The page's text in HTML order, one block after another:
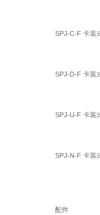
SPJ-C-F 卡装
SPJ-D-F 卡装
SPJ-U-F 卡装
SPJ-N-F 卡装
配件